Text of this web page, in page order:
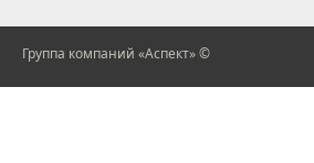
Группа компаний «Аспект» ©